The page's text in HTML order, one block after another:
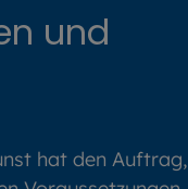
und
hat den Auftrag,